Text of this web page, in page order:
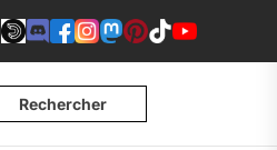
Rechercher